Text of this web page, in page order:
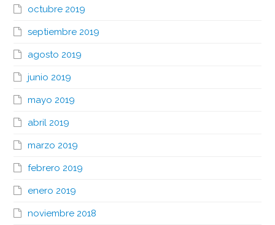
octubre 2019
septiembre 2019
agosto 2019
junio 2019
mayo 2019
abril 2019
marzo 2019
febrero 2019
enero 2019
noviembre 2018